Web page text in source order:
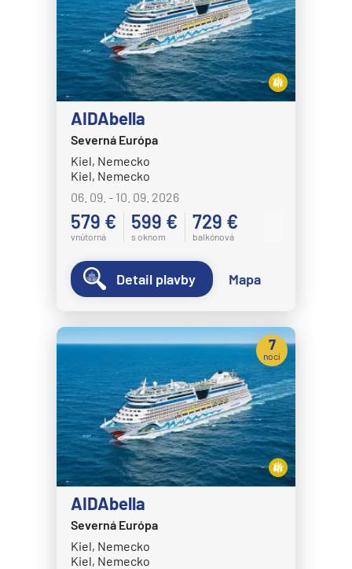
AIDAbella
Severná Európa
Kiel, Nemecko
Kiel, Nemecko
06. 09. - 10. 09. 2026
579 €
vnútorná
599 €
s oknom
729 €
balkónová
Detail plavby Mapa
AIDAbella
Severná Európa
Kiel, Nemecko
Kiel, Nemecko
7
nocí